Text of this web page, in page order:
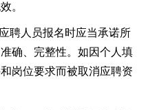
。
聘人员报名时应当承诺所
确、完整性。如因个人填
岗位要求而被取消应聘资